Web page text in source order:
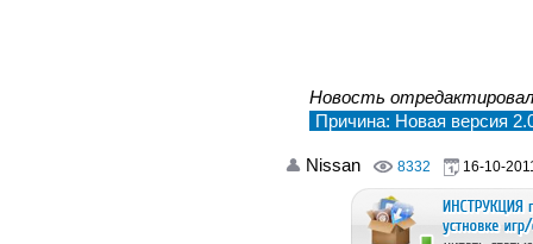
Новость
Причина: Новая версия
Nissan 8332 16-10-